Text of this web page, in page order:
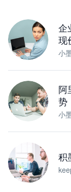
企
现
小
阿
势
小
积